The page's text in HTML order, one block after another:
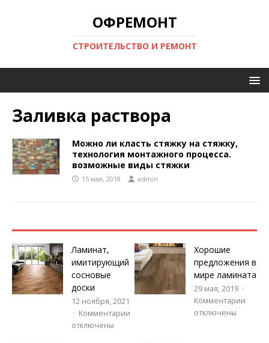
ОФРЕМОНТ
СТРОИТЕЛЬСТВО И РЕМОНТ
Заливка раствора
Можно ли класть стяжку на стяжку,
технология монтажного процесса.
возможные виды стяжки
15 мая, 2018 admin
Ламинат,
имитирующий
сосновые
доски
12 ноября, 2021
Комментарии
отключены
Хорошие
предложения в
мире ламината
29 мая, 2019
Комментарии
отключены